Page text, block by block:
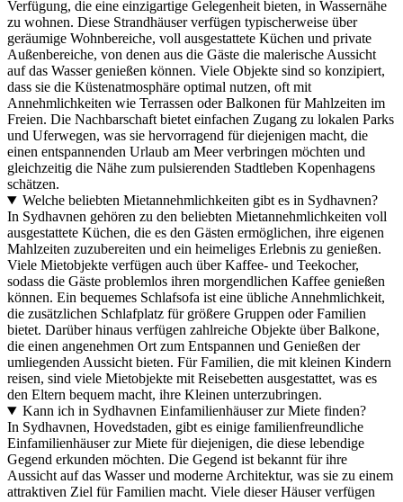
Verfügung, die eine einzigartige Gelegenheit bieten, in Wassernähe
zu wohnen. Diese Strandhäuser verfügen typischerweise über
geräumige Wohnbereiche, voll ausgestattete Küchen und private
Außenbereiche, von denen aus die Gäste die malerische Aussicht
auf das Wasser genießen können. Viele Objekte sind so konzipiert,
dass sie die Küstenatmosphäre optimal nutzen, oft mit
Annehmlichkeiten wie Terrassen oder Balkonen für Mahlzeiten im
Freien. Die Nachbarschaft bietet einfachen Zugang zu lokalen Parks
und Uferwegen, was sie hervorragend für diejenigen macht, die
einen entspannenden Urlaub am Meer verbringen möchten und
gleichzeitig die Nähe zum pulsierenden Stadtleben Kopenhagens
schätzen.
Welche beliebten Mietannehmlichkeiten gibt es in Sydhavnen?
In Sydhavnen gehören zu den beliebten Mietannehmlichkeiten voll
ausgestattete Küchen, die es den Gästen ermöglichen, ihre eigenen
Mahlzeiten zuzubereiten und ein heimeliges Erlebnis zu genießen.
Viele Mietobjekte verfügen auch über Kaffee- und Teekocher,
sodass die Gäste problemlos ihren morgendlichen Kaffee genießen
können. Ein bequemes Schlafsofa ist eine übliche Annehmlichkeit,
die zusätzlichen Schlafplatz für größere Gruppen oder Familien
bietet. Darüber hinaus verfügen zahlreiche Objekte über Balkone,
die einen angenehmen Ort zum Entspannen und Genießen der
umliegenden Aussicht bieten. Für Familien, die mit kleinen Kindern
reisen, sind viele Mietobjekte mit Reisebetten ausgestattet, was es
den Eltern bequem macht, ihre Kleinen unterzubringen.
Kann ich in Sydhavnen Einfamilienhäuser zur Miete finden?
In Sydhavnen, Hovedstaden, gibt es einige familienfreundliche
Einfamilienhäuser zur Miete für diejenigen, die diese lebendige
Gegend erkunden möchten. Die Gegend ist bekannt für ihre
Aussicht auf das Wasser und moderne Architektur, was sie zu einem
attraktiven Ziel für Familien macht. Viele dieser Häuser verfügen